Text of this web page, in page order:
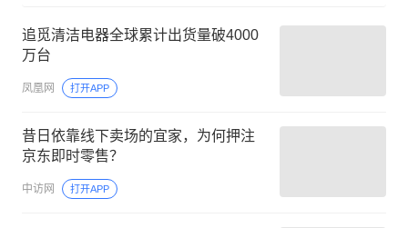
追觅清洁电器全球累计出货量破4000
万台
凤凰网 打开APP
昔日依靠线下卖场的宜家，为何押注
京东即时零售？
中访网 打开APP